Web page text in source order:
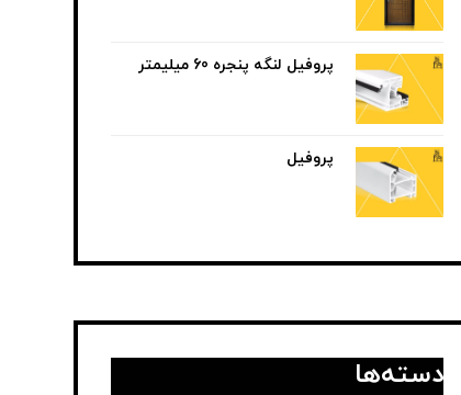
پروفیل لنگه پنجره 60 میلیمتر
پروفیل
دسته‌ها